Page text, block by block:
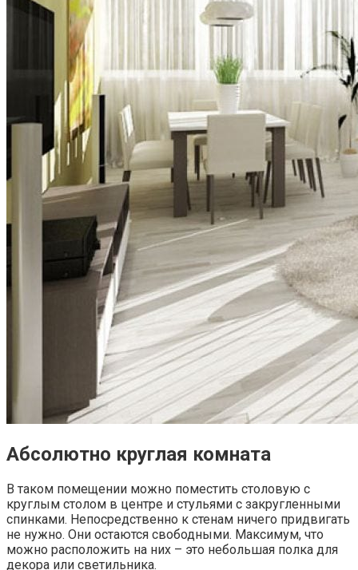
Абсолютно круглая комната
В таком помещении можно поместить столовую с
круглым столом в центре и стульями с закругленными
спинками. Непосредственно к стенам ничего придвигать
не нужно. Они остаются свободными. Максимум, что
можно расположить на них – это небольшая полка для
декора или светильника.